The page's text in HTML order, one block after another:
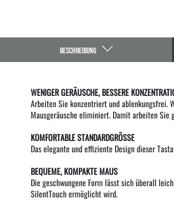
BESCHREIBUNG
WENIGER GERÄUSCHE, BESSERE
Arbeiten Sie konzentriert und ablenkungsfrei.
Mausgeräusche eliminiert. Damit arbeiten Sie
KOMFORTABLE STANDARDGRÖSSE
Das elegante und effiziente Design dieser
BEQUEME, KOMPAKTE MAUS
Die geschwungene Form lässt sich überall
SilentTouch ermöglicht wird.